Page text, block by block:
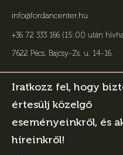
info@fordancenter.hu
+36 72 333 166 (15:00 után
7622 Pécs, Bajcsy-Zs. u. 14-16.
Iratkozz fel, hogy
értesülj közelgő
eseményeinkről, és
híreinkről!